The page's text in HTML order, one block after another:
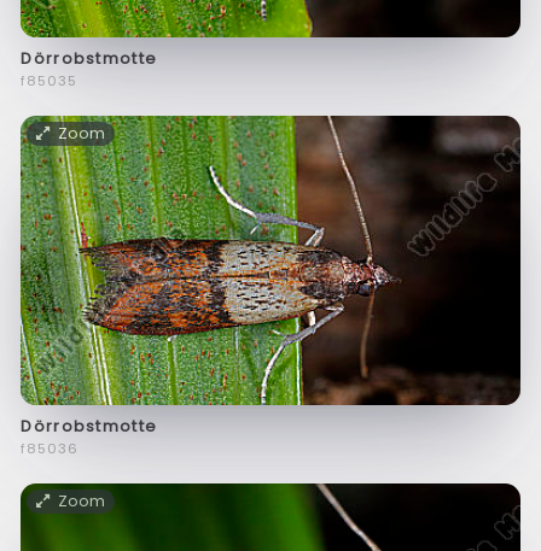
Dörrobstmotte
f85035
Zoom
Dörrobstmotte
f85036
Zoom